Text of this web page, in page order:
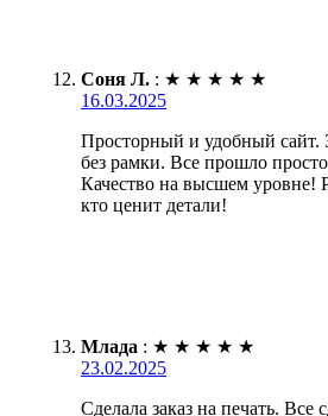
Соня Л. : ★ ★ ★ ★ ★
16.03.2025
Просторный и удобный сайт.
без рамки. Все прошло
Качество на высшем уровне!
кто ценит детали!
Млада : ★ ★ ★ ★ ★
23.02.2025
Сделала заказ на печать. Все